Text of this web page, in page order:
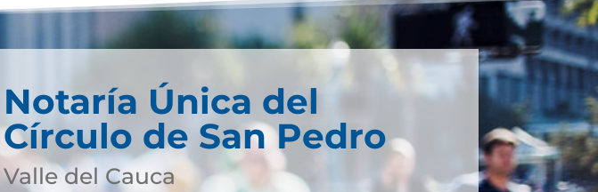
Notaría Única del
Círculo de San Pedro
Valle del Cauca